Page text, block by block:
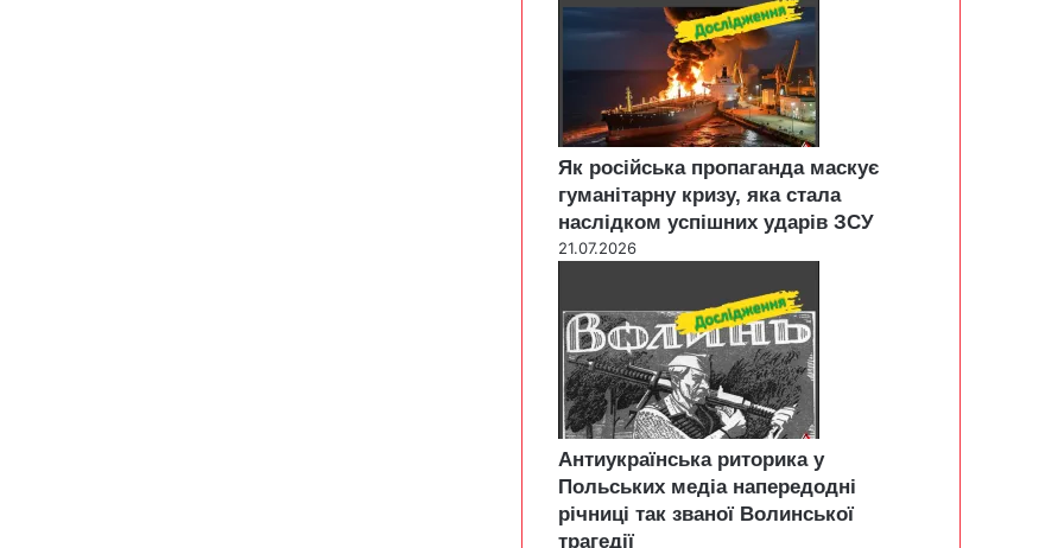
Як російська пропаганда маскує
гуманітарну кризу, яка стала
наслідком успішних ударів ЗСУ
21.07.2026
Антиукраїнська риторика у
Польських медіа напередодні
річниці так званої Волинської
трагедії